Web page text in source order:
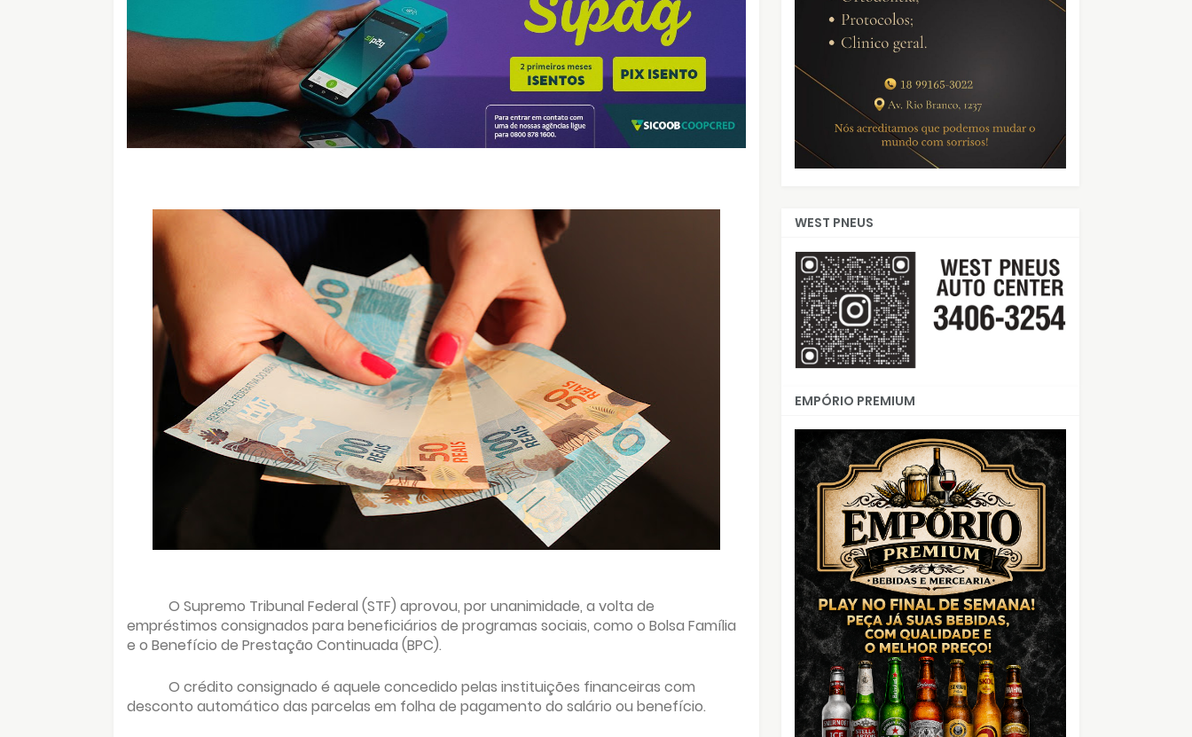
O Supremo Tribunal Federal (STF) aprovou, por unanimidade, a volta de
empréstimos consignados para beneficiários de programas sociais, como o Bolsa Família
e o Benefício de Prestação Continuada (BPC).
O crédito consignado é aquele concedido pelas instituições financeiras com
desconto automático das parcelas em folha de pagamento do salário ou benefício.
WEST PNEUS
EMPÓRIO PREMIUM